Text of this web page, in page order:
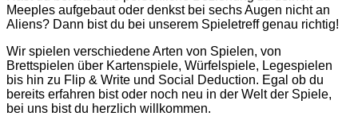
Meeples aufgebaut oder denkst bei sechs Augen nicht an
Aliens? Dann bist du bei unserem Spieletreff genau richtig!
Wir spielen verschiedene Arten von Spielen, von
Brettspielen über Kartenspiele, Würfelspiele, Legespielen
bis hin zu Flip & Write und Social Deduction. Egal ob du
bereits erfahren bist oder noch neu in der Welt der Spiele,
bei uns bist du herzlich willkommen.